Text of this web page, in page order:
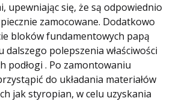
upewniając się, że są odpowiednio
zamocowane. Dodatkowo
bloków fundamentowych papą
dalszego polepszenia właściwości
podłogi . Po zamontowaniu
do układania materiałów
jak styropian, w celu uzyskania